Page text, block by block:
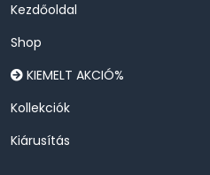
Kezdőoldal
Shop
KIEMELT AKCIÓ%
Kollekciók
Kiárusítás